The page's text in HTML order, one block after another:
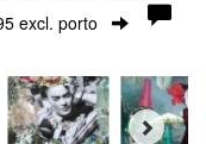
excl. porto